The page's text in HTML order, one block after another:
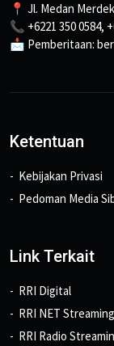
📍 Jl. Medan
📞 +6221 350 0584,
📩 Pemberitaan:
Ketentuan
Kebijakan Privasi
Pedoman Media
Link Terkait
RRI Digital
RRI NET Streaming
RRI Radio